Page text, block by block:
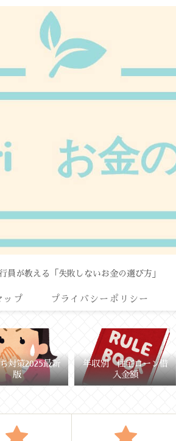
員が教える「失敗しないお金の選び方」
ップ プライバシーポリシー
対策2025最新
版
年収別 住宅ローン借
入金額